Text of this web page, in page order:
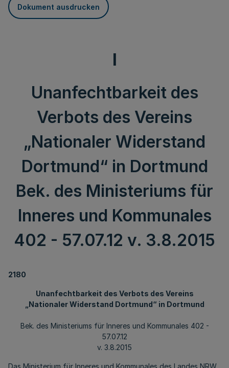
Dokument ausdrucken
I
Unanfechtbarkeit des
Verbots des Vereins
„Nationaler Widerstand
Dortmund“ in Dortmund
Bek. des Ministeriums für
Inneres und Kommunales
402 - 57.07.12 v. 3.8.2015
2180
Unanfechtbarkeit des Verbots des Vereins
„Nationaler Widerstand Dortmund“ in Dortmund
Bek. des Ministeriums für Inneres und Kommunales 402 -
57.07.12
v. 3.8.2015
Das Ministerium für Inneres und Kommunales des Landes NRW